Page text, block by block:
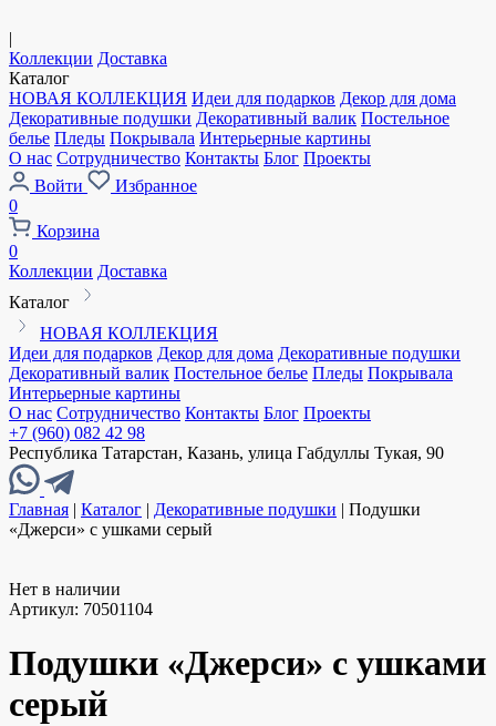
|
Коллекции Доставка
Каталог
НОВАЯ КОЛЛЕКЦИЯ Идеи для подарков Декор для дома
Декоративные подушки Декоративный валик Постельное
белье Пледы Покрывала Интерьерные картины
О нас Сотрудничество Контакты Блог Проекты
Войти
Избранное
0
Корзина
0
Коллекции Доставка
Каталог
НОВАЯ КОЛЛЕКЦИЯ
Идеи для подарков Декор для дома Декоративные подушки
Декоративный валик Постельное белье Пледы Покрывала
Интерьерные картины
О нас Сотрудничество Контакты Блог Проекты
+7 (960) 082 42 98
Республика Татарстан, Казань, улица Габдуллы Тукая, 90
Главная | Каталог | Декоративные подушки | Подушки
«Джерси» с ушками серый
Нет в наличии
Артикул: 70501104
Подушки «Джерси» с ушками
серый